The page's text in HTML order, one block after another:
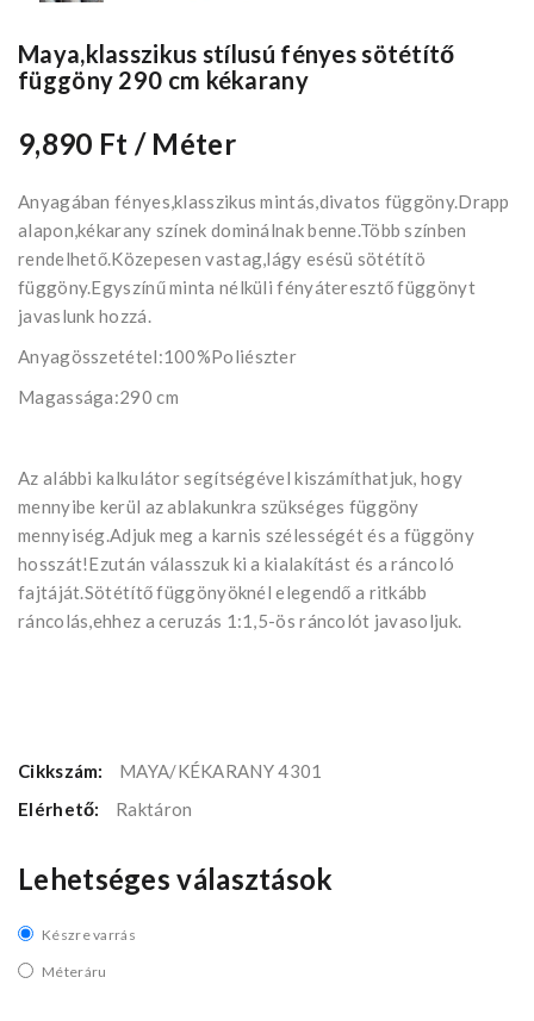
Maya,klasszikus stílusú fényes sötétítő
függöny 290 cm kékarany
9,890 Ft / Méter
Anyagában fényes,klasszikus mintás,divatos függöny.Drapp
alapon,kékarany színek dominálnak benne.Több színben
rendelhető.Közepesen vastag,lágy esésü sötétítö
függöny.Egyszínű minta nélküli fényáteresztő függönyt
javaslunk hozzá.
Anyagösszetétel:100%Poliészter
Magassága:290 cm
Az alábbi kalkulátor segítségével kiszámíthatjuk, hogy
mennyibe kerül az ablakunkra szükséges függöny
mennyiség.Adjuk meg a karnis szélességét és a függöny
hosszát!Ezután válasszuk ki a kialakítást és a ráncoló
fajtáját.Sötétítő függönyöknél elegendő a ritkább
ráncolás,ehhez a ceruzás 1:1,5-ös ráncolót javasoljuk.
Cikkszám:
MAYA/KÉKARANY 4301
Elérhető:
Raktáron
Lehetséges választások
Készre varrás
Méteráru